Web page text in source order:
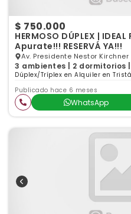
$ 750.000
HERMOSO DÚPLEX |
Apurate!!! RESERVÁ YA!!!
Av. Presidente Nestor Kirchner
3 ambientes | 2 dormitorios
Dúplex/Tríplex en Alquiler en
Publicado hace 6 meses
WhatsApp